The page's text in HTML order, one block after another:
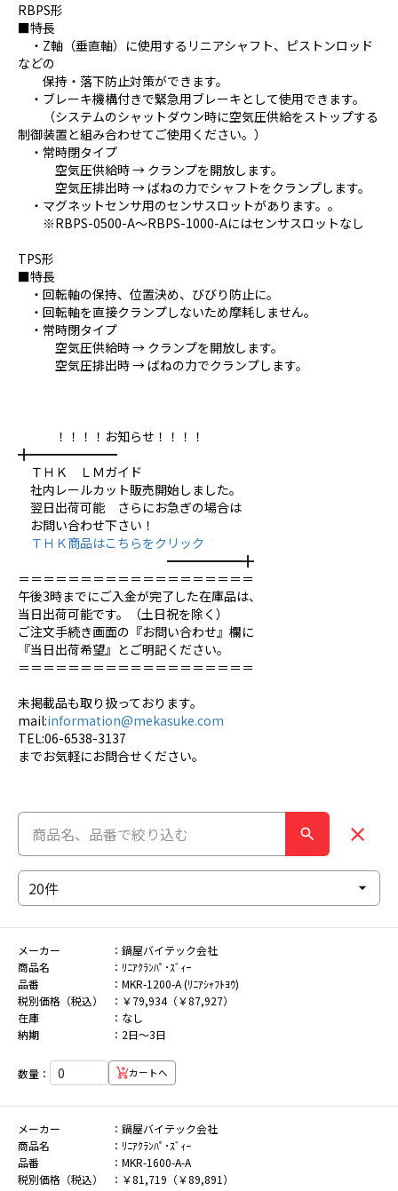
RBPS形
■特長
・Z軸（垂直軸）に使用するリニアシャフト、ピストンロッド
などの
保持・落下防止対策ができます。
・ブレーキ機構付きで緊急用ブレーキとして使用できます。
（システムのシャットダウン時に空気圧供給をストップする
制御装置と組み合わせてご使用ください。）
・常時閉タイプ
空気圧供給時 → クランプを開放します。
空気圧排出時 → ばねの力でシャフトをクランプします。
・マグネットセンサ用のセンサスロットがあります。。
※RBPS-0500-A～RBPS-1000-Aにはセンサスロットなし
TPS形
■特長
・回転軸の保持、位置決め、びびり防止に。
・回転軸を直接クランプしないため摩耗しません。
・常時閉タイプ
空気圧供給時 → クランプを開放します。
空気圧排出時 → ばねの力でクランプします。
！！！！お知らせ！！！！
╋━━━━━━━
ＴＨＫ ＬＭガイド
社内レールカット販売開始しました。
翌日出荷可能 さらにお急ぎの場合は
お問い合わせ下さい！
ＴＨＫ商品はこちらをクリック
━━━━━━╋
＝＝＝＝＝＝＝＝＝＝＝＝＝＝＝＝＝＝＝
午後3時までにご入金が完了した在庫品は、
当日出荷可能です。（土日祝を除く）
ご注文手続き画面の『お問い合わせ』欄に
『当日出荷希望』とご明記ください。
＝＝＝＝＝＝＝＝＝＝＝＝＝＝＝＝＝＝＝
未掲載品も取り扱っております。
mail:information@mekasuke.com
TEL:06-6538-3137
までお気軽にお問合せください。
メーカー
鍋屋バイテック会社
商品名
ﾘﾆｱｸﾗﾝﾊﾟ･ｽﾞｨｰ
品番
MKR-1200-A (ﾘﾆｱｼｬﾌﾄﾖｳ)
税別価格（税込）
￥79,934（￥87,927）
在庫
なし
納期
2日～3日
数量： カートへ
メーカー
鍋屋バイテック会社
商品名
ﾘﾆｱｸﾗﾝﾊﾟ･ｽﾞｨｰ
品番
MKR-1600-A-A
税別価格（税込）
￥81,719（￥89,891）